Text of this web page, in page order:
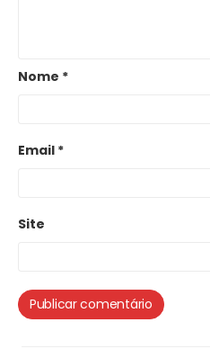
Nome *
Email *
Site